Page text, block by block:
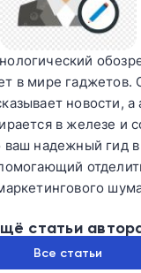
в мире гаджетов.
новости, а
в железе и
ваш надежный гид
статьи
Все статьи